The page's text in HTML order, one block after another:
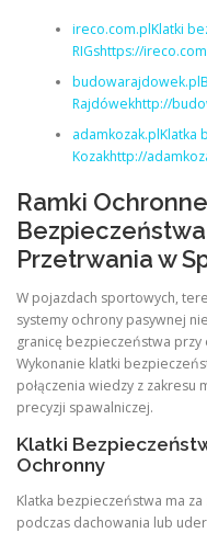
ireco.com.plKlatki
RIGshttps://
Rajdówekhttp://
adamkozak.plKlatka
Kozakhttp://
Ramki
Przetrwania w
W pojazdach sportowych,
systemy ochrony pasywnej
granicę bezpieczeństwa przy
Wykonanie klatki
połączenia wiedzy z zakresu
precyzji spawalniczej.
Klatki
Ochronny
Klatka bezpieczeństwa ma
podczas dachowania lub